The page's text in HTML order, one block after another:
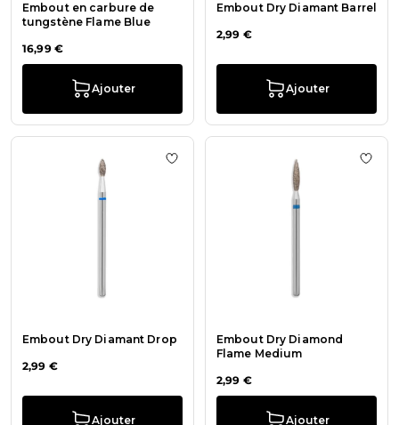
Embout en carbure de
tungstène Flame Blue
16,99 €
Ajouter
Embout Dry Diamant Barrel
2,99 €
Ajouter
Embout Dry Diamant Drop
2,99 €
Ajouter
Ajouter à la liste de souhaits
Embout Dry Diamond
Flame Medium
2,99 €
Ajouter